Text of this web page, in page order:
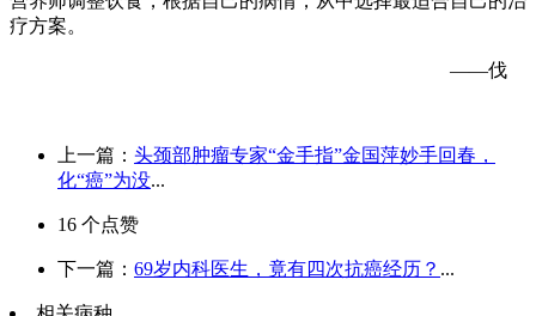
疗方案。
——伐
上一篇： 头颈部肿瘤专家“金手指”金国萍妙手回春，
化“癌”为没...
16 个点赞
下一篇： 69岁内科医生，竟有四次抗癌经历？ ...